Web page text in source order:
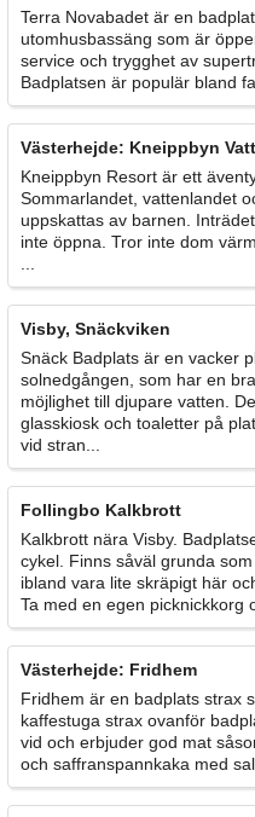
Terra Novabadet är en
utomhusbassäng som är
service och trygghet av
Badplatsen är populär bland
Västerhejde: Kneippbyn
Kneippbyn Resort är ett
Sommarlandet, vattenlandet
uppskattas av barnen.
inte öppna. Tror inte dom
...
Visby, Snäckviken
Snäck Badplats är en vacker
solnedgången, som har en
möjlighet till djupare vatten.
glasskiosk och toaletter på
vid stran...
Follingbo Kalkbrott
Kalkbrott nära Visby.
cykel. Finns såväl grunda
ibland vara lite skräpigt här
Ta med en egen picknickkorg
Västerhejde: Fridhem
Fridhem är en badplats strax
kaffestuga strax ovanför
vid och erbjuder god mat
och saffranspannkaka med